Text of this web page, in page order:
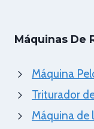
Máquinas De
Máquina
Triturador
Máquina de